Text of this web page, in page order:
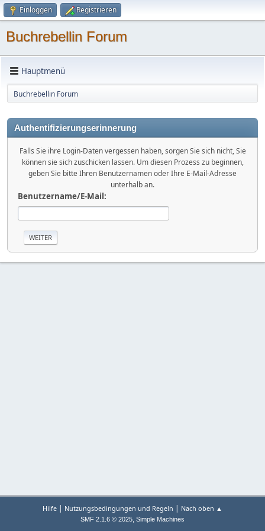
Einloggen Registrieren
Buchrebellin Forum
Hauptmenü
Buchrebellin Forum
Authentifizierungserinnerung
Falls Sie ihre Login-Daten vergessen haben, sorgen Sie sich nicht, Sie
können sie sich zuschicken lassen. Um diesen Prozess zu beginnen,
geben Sie bitte Ihren Benutzernamen oder Ihre E-Mail-Adresse
unterhalb an.
Benutzername/E-Mail:
Hilfe | Nutzungsbedingungen und Regeln | Nach oben ▲
SMF 2.1.6 © 2025, Simple Machines